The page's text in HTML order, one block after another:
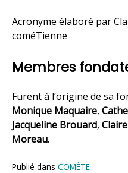
Acronyme élaboré par
coméTienne
Membres
Furent à l’origine de sa
Monique Maquaire,
Jacqueline Brouard,
Moreau.
Publié dans COMÈTE